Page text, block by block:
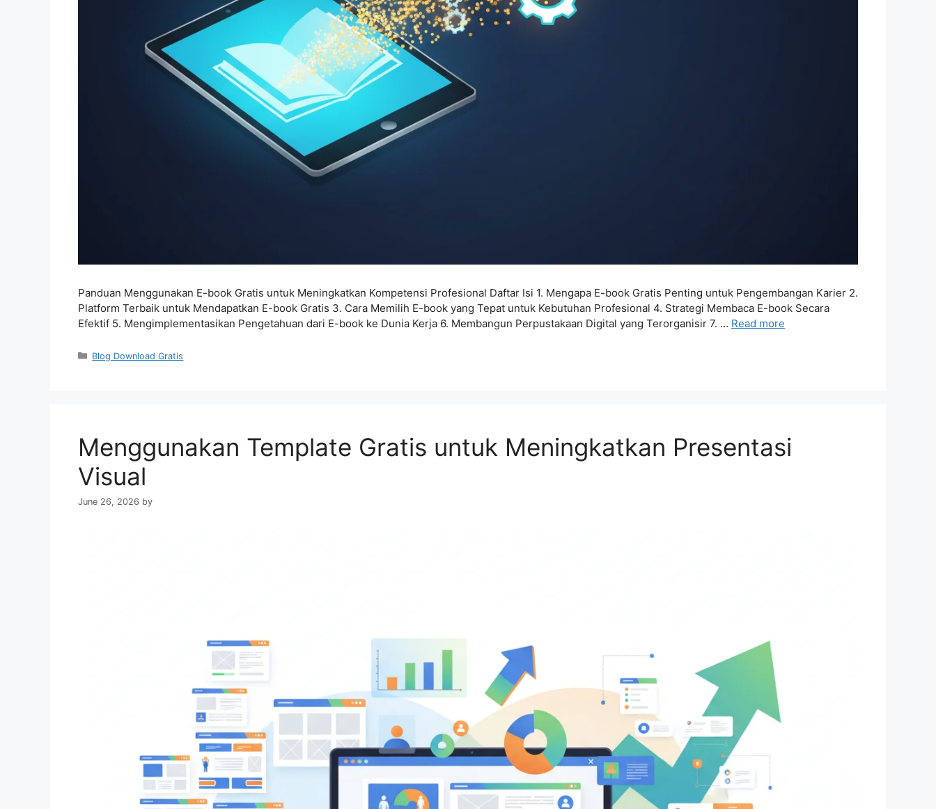
Panduan Menggunakan E-book Gratis untuk Meningkatkan Kompetensi Profesional Daftar Isi 1. Mengapa E-book Gratis Penting untuk Pengembangan Karier 2.
Platform Terbaik untuk Mendapatkan E-book Gratis 3. Cara Memilih E-book yang Tepat untuk Kebutuhan Profesional 4. Strategi Membaca E-book Secara
Efektif 5. Mengimplementasikan Pengetahuan dari E-book ke Dunia Kerja 6. Membangun Perpustakaan Digital yang Terorganisir 7. … Read more
Categories
Blog Download Gratis
Menggunakan Template Gratis untuk Meningkatkan Presentasi
Visual
June 26, 2026 by